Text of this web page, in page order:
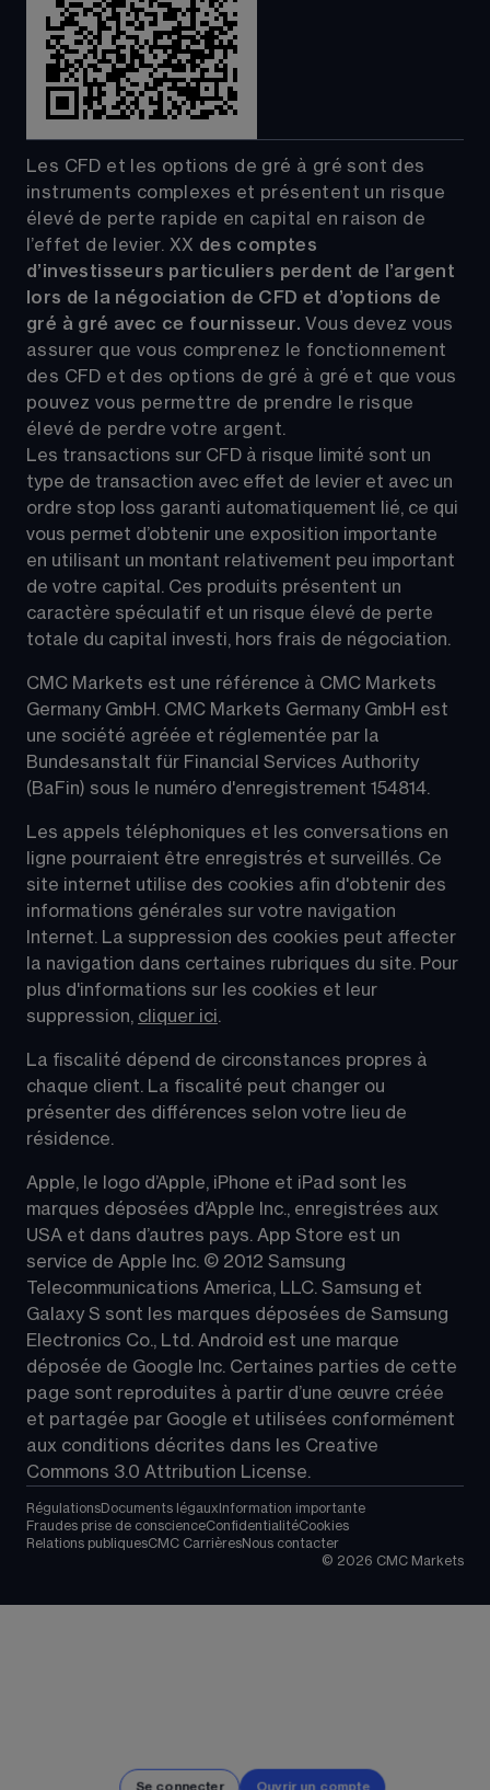
Se connecter Ouvrir un compte
Les CFD et les options de gré à gré sont des
instruments complexes et présentent un risque
élevé de perte rapide en capital en raison de
l’effet de levier. XX des comptes
d’investisseurs particuliers perdent de l’argent
lors de la négociation de CFD et d’options de
gré à gré avec ce fournisseur. Vous devez vous
assurer que vous comprenez le fonctionnement
des CFD et des options de gré à gré et que vous
pouvez vous permettre de prendre le risque
élevé de perdre votre argent.
Les transactions sur CFD à risque limité sont un
type de transaction avec effet de levier et avec un
ordre stop loss garanti automatiquement lié, ce qui
vous permet d’obtenir une exposition importante
en utilisant un montant relativement peu important
de votre capital. Ces produits présentent un
caractère spéculatif et un risque élevé de perte
totale du capital investi, hors frais de négociation.
CMC Markets est une référence à CMC Markets
Germany GmbH. CMC Markets Germany GmbH est
une société agréée et réglementée par la
Bundesanstalt für Financial Services Authority
(BaFin) sous le numéro d'enregistrement 154814.
Les appels téléphoniques et les conversations en
ligne pourraient être enregistrés et surveillés. Ce
site internet utilise des cookies afin d'obtenir des
informations générales sur votre navigation
Internet. La suppression des cookies peut affecter
la navigation dans certaines rubriques du site. Pour
plus d'informations sur les cookies et leur
suppression, cliquer ici.
La fiscalité dépend de circonstances propres à
chaque client. La fiscalité peut changer ou
présenter des différences selon votre lieu de
résidence.
Apple, le logo d’Apple, iPhone et iPad sont les
marques déposées d’Apple Inc., enregistrées aux
USA et dans d’autres pays. App Store est un
service de Apple Inc. © 2012 Samsung
Telecommunications America, LLC. Samsung et
Galaxy S sont les marques déposées de Samsung
Electronics Co., Ltd. Android est une marque
déposée de Google Inc. Certaines parties de cette
page sont reproduites à partir d’une œuvre créée
et partagée par Google et utilisées conformément
aux conditions décrites dans les Creative
Commons 3.0 Attribution License.
RégulationsDocuments légaux Information importante
Fraudes prise de conscienceConfidentialitéCookies
Relations publiquesCMC CarrièresNous contacter
© 2026 CMC Markets